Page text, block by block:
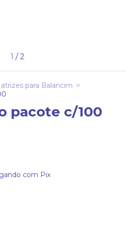
1 / 2
para Balancim >
pacote c/100
com Pix